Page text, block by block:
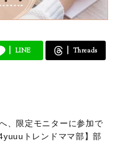
LINE Threads
、限定モニターに参加で
トレンドママ部】部